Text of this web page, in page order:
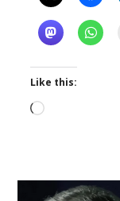
Like this:
Loading…